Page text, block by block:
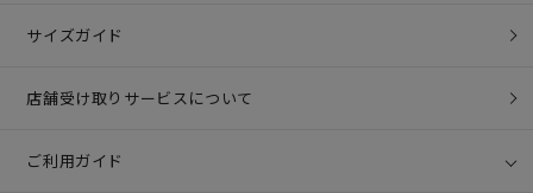
サイズガイド
店舗受け取りサービスについて
ご利用ガイド